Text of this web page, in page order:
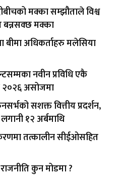
मक्का सम्झौताले विश्व
बन्नसक्छ मक्का
अधिकर्ताहरु मलेसिया
नवीन प्रविधि एकै
२०२६ असोजमा
सशक्त वित्तीय प्रदर्शन,
१२ अर्बमाथि
तत्कालीन सीईओसहित
कुन मोडमा ?